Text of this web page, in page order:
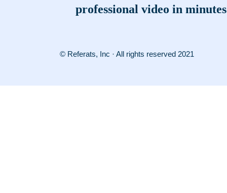
professional video in minutes
© Referats, Inc · All rights reserved 2021